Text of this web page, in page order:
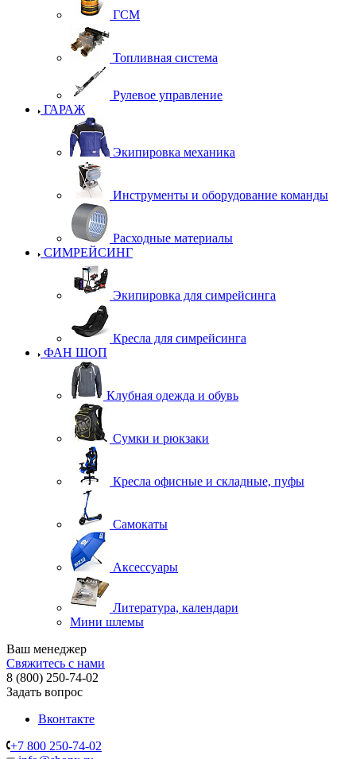
ГСМ
Топливная система
Рулевое управление
ГАРАЖ
Экипировка механика
Инструменты и оборудование команды
Расходные материалы
СИМРЕЙСИНГ
Экипировка для симрейсинга
Кресла для симрейсинга
ФАН ШОП
Клубная одежда и обувь
Сумки и рюкзаки
Кресла офисные и складные, пуфы
Самокаты
Аксессуары
Литература, календари
Мини шлемы
Ваш менеджер
Свяжитесь с нами
8 (800) 250-74-02
Задать вопрос
Вконтакте
+7 800 250-74-02